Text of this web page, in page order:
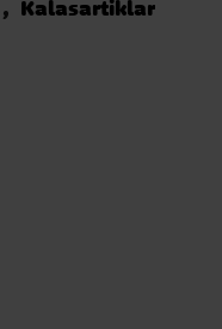
Kalasartiklar